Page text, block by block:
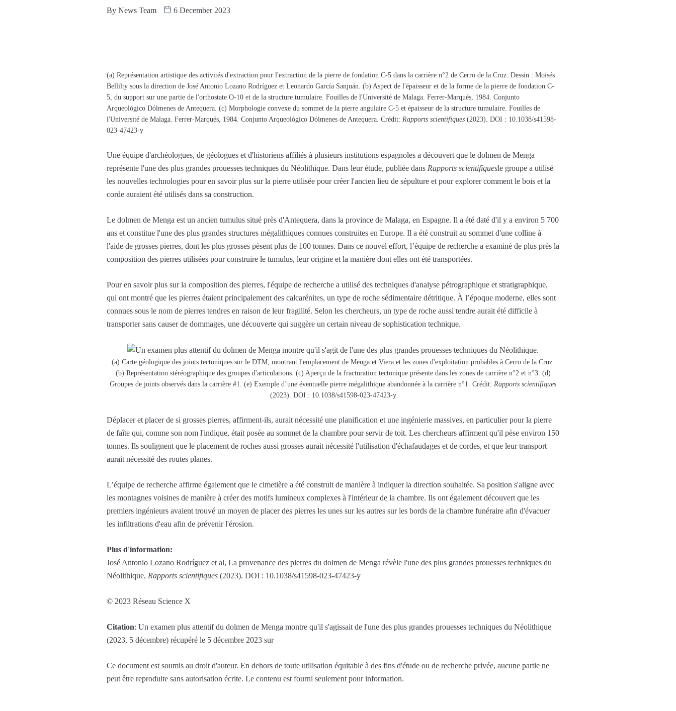
By News Team 6 December 2023
(a) Représentation artistique des activités d'extraction pour l'extraction de la pierre de fondation C-5 dans la carrière n°2 de Cerro de la Cruz. Dessin : Moisés
Bellilty sous la direction de José Antonio Lozano Rodríguez et Leonardo García Sanjuán. (b) Aspect de l'épaisseur et de la forme de la pierre de fondation C-
5, du support sur une partie de l'orthostate O-10 et de la structure tumulaire. Fouilles de l'Université de Malaga. Ferrer-Marqués, 1984. Conjunto
Arqueológico Dólmenes de Antequera. (c) Morphologie convexe du sommet de la pierre angulaire C-5 et épaisseur de la structure tumulaire. Fouilles de
l'Université de Malaga. Ferrer-Marqués, 1984. Conjunto Arqueológico Dólmenes de Antequera. Crédit: Rapports scientifiques (2023). DOI : 10.1038/s41598-
023-47423-y
Une équipe d'archéologues, de géologues et d'historiens affiliés à plusieurs institutions espagnoles a découvert que le dolmen de Menga
représente l'une des plus grandes prouesses techniques du Néolithique. Dans leur étude, publiée dans Rapports scientifiquesle groupe a utilisé
les nouvelles technologies pour en savoir plus sur la pierre utilisée pour créer l'ancien lieu de sépulture et pour explorer comment le bois et la
corde auraient été utilisés dans sa construction.
Le dolmen de Menga est un ancien tumulus situé près d'Antequera, dans la province de Malaga, en Espagne. Il a été daté d'il y a environ 5 700
ans et constitue l'une des plus grandes structures mégalithiques connues construites en Europe. Il a été construit au sommet d'une colline à
l'aide de grosses pierres, dont les plus grosses pèsent plus de 100 tonnes. Dans ce nouvel effort, l’équipe de recherche a examiné de plus près la
composition des pierres utilisées pour construire le tumulus, leur origine et la manière dont elles ont été transportées.
Pour en savoir plus sur la composition des pierres, l'équipe de recherche a utilisé des techniques d'analyse pétrographique et stratigraphique,
qui ont montré que les pierres étaient principalement des calcarénites, un type de roche sédimentaire détritique. À l’époque moderne, elles sont
connues sous le nom de pierres tendres en raison de leur fragilité. Selon les chercheurs, un type de roche aussi tendre aurait été difficile à
transporter sans causer de dommages, une découverte qui suggère un certain niveau de sophistication technique.
(a) Carte géologique des joints tectoniques sur le DTM, montrant l'emplacement de Menga et Viera et les zones d'exploitation probables à Cerro de la Cruz.
(b) Représentation stéréographique des groupes d'articulations. (c) Aperçu de la fracturation tectonique présente dans les zones de carrière n°2 et n°3. (d)
Groupes de joints observés dans la carrière #1. (e) Exemple d’une éventuelle pierre mégalithique abandonnée à la carrière n°1. Crédit: Rapports scientifiques
(2023). DOI : 10.1038/s41598-023-47423-y
Déplacer et placer de si grosses pierres, affirment-ils, aurait nécessité une planification et une ingénierie massives, en particulier pour la pierre
de faîte qui, comme son nom l'indique, était posée au sommet de la chambre pour servir de toit. Les chercheurs affirment qu'il pèse environ 150
tonnes. Ils soulignent que le placement de roches aussi grosses aurait nécessité l'utilisation d'échafaudages et de cordes, et que leur transport
aurait nécessité des routes planes.
L’équipe de recherche affirme également que le cimetière a été construit de manière à indiquer la direction souhaitée. Sa position s'aligne avec
les montagnes voisines de manière à créer des motifs lumineux complexes à l'intérieur de la chambre. Ils ont également découvert que les
premiers ingénieurs avaient trouvé un moyen de placer des pierres les unes sur les autres sur les bords de la chambre funéraire afin d'évacuer
les infiltrations d'eau afin de prévenir l'érosion.
Plus d'information:
José Antonio Lozano Rodríguez et al, La provenance des pierres du dolmen de Menga révèle l'une des plus grandes prouesses techniques du
Néolithique, Rapports scientifiques (2023). DOI : 10.1038/s41598-023-47423-y
© 2023 Réseau Science X
Citation: Un examen plus attentif du dolmen de Menga montre qu'il s'agissait de l'une des plus grandes prouesses techniques du Néolithique
(2023, 5 décembre) récupéré le 5 décembre 2023 sur
Ce document est soumis au droit d'auteur. En dehors de toute utilisation équitable à des fins d'étude ou de recherche privée, aucune partie ne
peut être reproduite sans autorisation écrite. Le contenu est fourni seulement pour information.